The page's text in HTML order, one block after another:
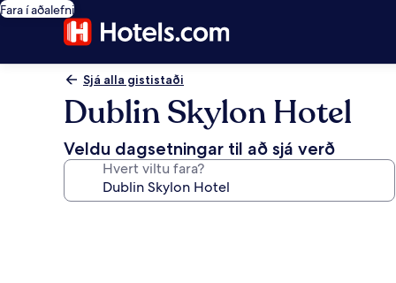
Fara í aðalefni
Sjá alla gististaði
Dublin Skylon Hotel
Veldu dagsetningar til að sjá verð
Hvert viltu fara?